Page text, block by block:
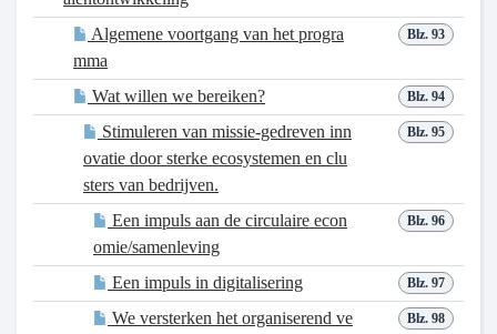
Blz. 93
Algemene voortgang van het progra
mma
Blz. 94
Wat willen we bereiken?
Blz. 95
Stimuleren van missie-gedreven inn
ovatie door sterke ecosystemen en clu
sters van bedrijven.
Blz. 96
Een impuls aan de circulaire econ
omie/samenleving
Blz. 97
Een impuls in digitalisering
Blz. 98
We versterken het organiserend ve